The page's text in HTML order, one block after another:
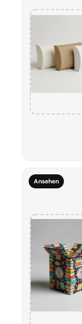
Ansehen